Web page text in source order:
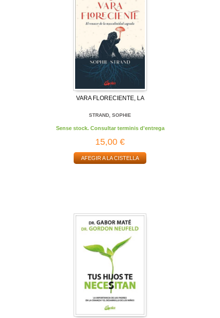
VARA FLORECIENTE, LA
STRAND, SOPHIE
Sense stock. Consultar terminis d'entrega
15,00 €
AFEGIR A LA CISTELLA